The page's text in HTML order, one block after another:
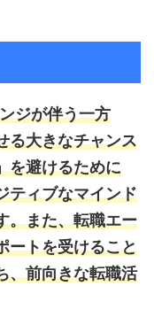
ジが伴う一方
る大きなチャンス
を避けるために
ティブなマインド
。また、転職エー
ートを受けること
、前向きな転職活